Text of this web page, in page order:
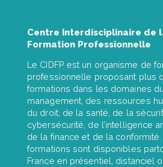
Centre Interdisciplinaire de
Formation Professionnelle
Le CIDFP est un organisme de
professionnelle proposant plus
formations dans les domaines du
management, des ressources
du droit, de la santé, de la
cybersécurité, de l’intelligence
de la finance et de la
formations sont disponibles
France en présentiel, distanciel